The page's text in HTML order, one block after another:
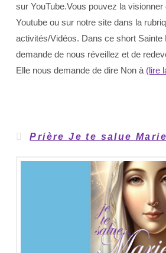
sur YouTube.Vous pouvez la
Youtube ou sur notre site dans la
activités/Vidéos. Dans ce short Sainte
demande de nous réveillez et de
Elle nous demande de dire Non à (lire
Prière Je te salue Marie